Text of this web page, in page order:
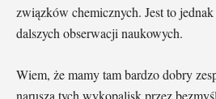
związków chemicznych. Jest to
dalszych obserwacji naukowych.
Wiem, że mamy tam bardzo dobry
naruszą tych wykopalisk przez